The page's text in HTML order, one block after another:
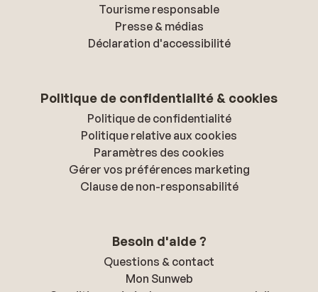
Tourisme responsable
Presse & médias
Déclaration d'accessibilité
Politique de confidentialité & cookies
Politique de confidentialité
Politique relative aux cookies
Paramètres des cookies
Gérer vos préférences marketing
Clause de non-responsabilité
Besoin d'aide ?
Questions & contact
Mon Sunweb